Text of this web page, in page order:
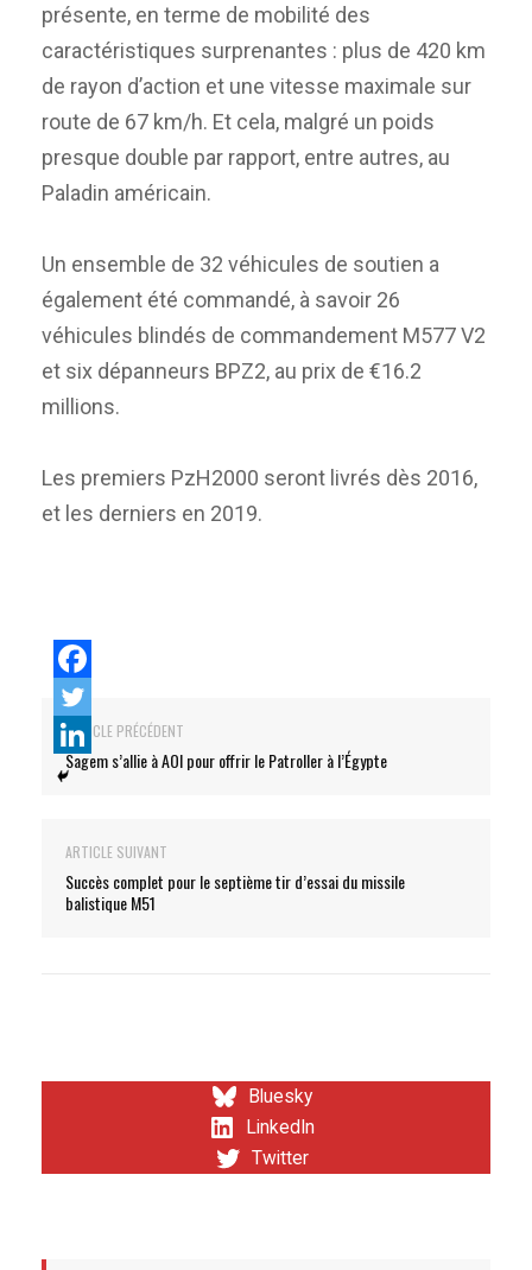
présente, en terme de mobilité des
caractéristiques surprenantes : plus de 420 km
de rayon d’action et une vitesse maximale sur
route de 67 km/h. Et cela, malgré un poids
presque double par rapport, entre autres, au
Paladin américain.
Un ensemble de 32 véhicules de soutien a
également été commandé, à savoir 26
véhicules blindés de commandement M577 V2
et six dépanneurs BPZ2, au prix de €16.2
millions.
Les premiers PzH2000 seront livrés dès 2016,
et les derniers en 2019.
ARTICLE PRÉCÉDENT
Sagem s’allie à AOI pour offrir le Patroller à l’Égypte
ARTICLE SUIVANT
Succès complet pour le septième tir d’essai du missile
balistique M51
Bluesky
LinkedIn
Twitter